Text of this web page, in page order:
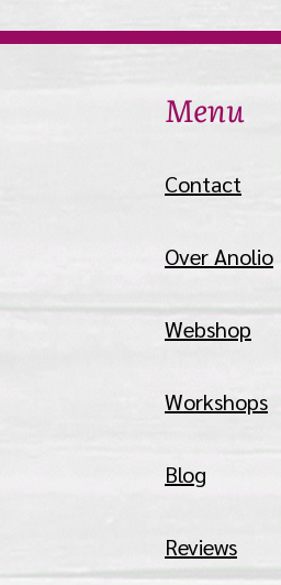
Menu
Contact
Over Anolio
Webshop
Workshops
Blog
Reviews